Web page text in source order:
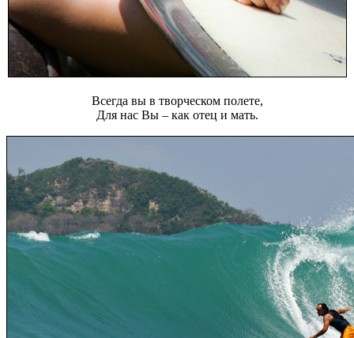
Всегда вы в творческом полете,
Для нас Вы – как отец и мать.